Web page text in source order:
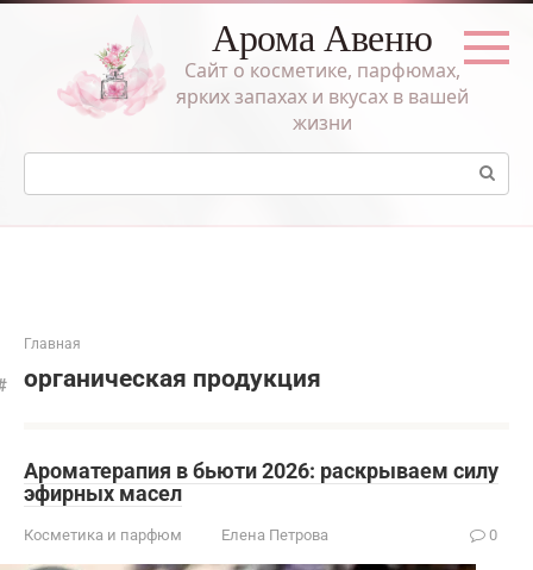
Перейти
Арома Авеню
Сайт о косметике, парфюмах,
ярких запахах и вкусах в вашей
жизни
Поиск:
Главная
органическая продукция
Ароматерапия в бьюти 2026: раскрываем силу
эфирных масел
Косметика и парфюм Елена Петрова 0